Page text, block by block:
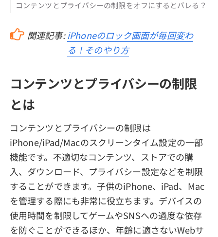
コンテンツとプライバシーの制限をオフにするとバレる？
関連記事: iPhoneのロック画面が毎回変わ
る！そのやり方
コンテンツとプライバシーの制限
とは
コンテンツとプライバシーの制限は
iPhone/iPad/Macのスクリーンタイム設定の一部
機能です。不適切なコンテンツ、ストアでの購
入、ダウンロード、プライバシー設定などを制限
することができます。子供のiPhone、iPad、Mac
を管理する際にも非常に役立ちます。デバイスの
使用時間を制限してゲームやSNSへの過度な依存
を防ぐことができるほか、年齢に適さないWebサ